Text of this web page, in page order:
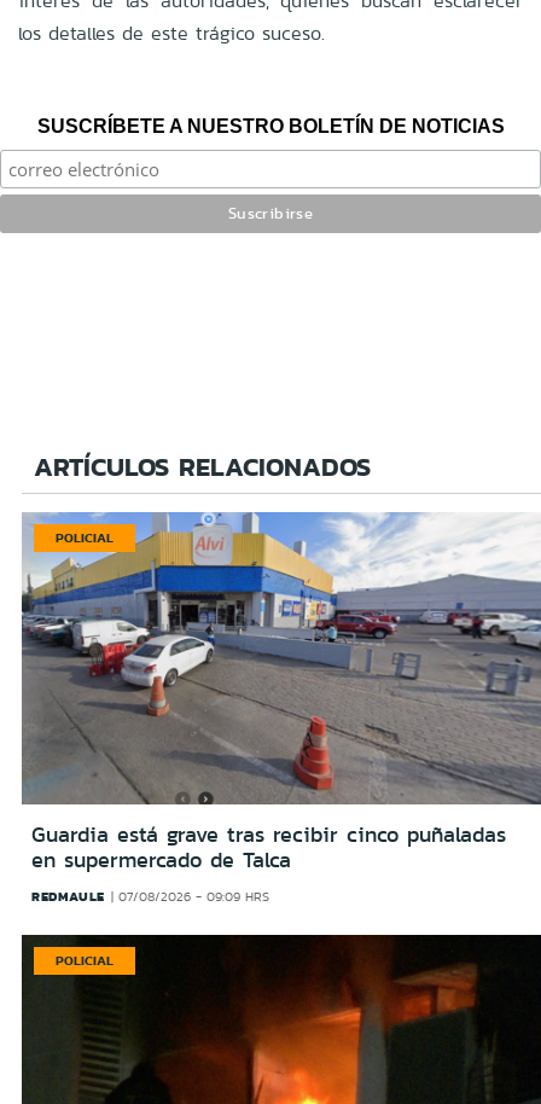
los detalles de este trágico suceso.
SUSCRÍBETE A NUESTRO BOLETÍN DE NOTICIAS
ARTÍCULOS RELACIONADOS
POLICIAL
Guardia está grave tras recibir cinco puñaladas
en supermercado de Talca
REDMAULE 07/08/2026 - 09:09 HRS
POLICIAL